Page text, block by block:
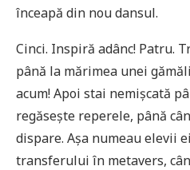
înceapă din nou dansul.
Cinci. Inspiră adânc! Patru.
până la mărimea unei
acum! Apoi stai nemișcată
regăsește reperele, până
dispare. Așa numeau elevii
transferului în metavers,